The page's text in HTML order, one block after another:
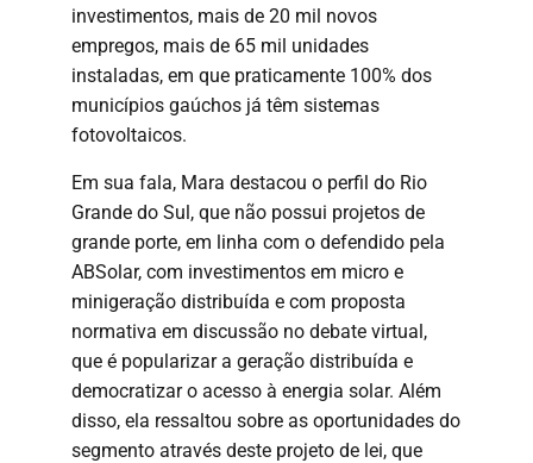
investimentos, mais de 20 mil novos
empregos, mais de 65 mil unidades
instaladas, em que praticamente 100% dos
municípios gaúchos já têm sistemas
fotovoltaicos.
Em sua fala, Mara destacou o perfil do Rio
Grande do Sul, que não possui projetos de
grande porte, em linha com o defendido pela
ABSolar, com investimentos em micro e
minigeração distribuída e com proposta
normativa em discussão no debate virtual,
que é popularizar a geração distribuída e
democratizar o acesso à energia solar. Além
disso, ela ressaltou sobre as oportunidades do
segmento através deste projeto de lei, que